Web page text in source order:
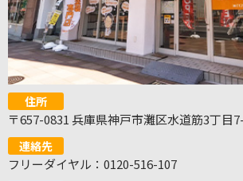
住所
〒657-0831 兵庫県神戸市灘区水道筋3丁目
連絡先
フリーダイヤル：0120-516-107